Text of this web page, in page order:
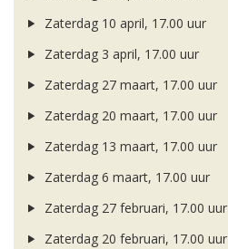
Zaterdag 10 april, 17.00 uur
Zaterdag 3 april, 17.00 uur
Zaterdag 27 maart, 17.00 uur
Zaterdag 20 maart, 17.00 uur
Zaterdag 13 maart, 17.00 uur
Zaterdag 6 maart, 17.00 uur
Zaterdag 27 februari, 17.00 uur
Zaterdag 20 februari, 17.00 uur